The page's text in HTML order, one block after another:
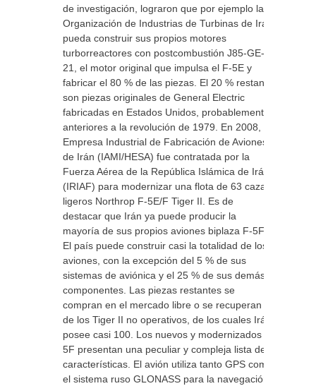
de investigación, lograron que por ejemplo la
Organización de Industrias de Turbinas de Irán
pueda construir sus propios motores
turborreactores con postcombustión J85-GE-
21, el motor original que impulsa el F-5E y
fabricar el 80 % de las piezas. El 20 % restante
son piezas originales de General Electric
fabricadas en Estados Unidos, probablemente
anteriores a la revolución de 1979. En 2008, la
Empresa Industrial de Fabricación de Aviones
de Irán (IAMI/HESA) fue contratada por la
Fuerza Aérea de la República Islámica de Irán
(IRIAF) para modernizar una flota de 63 cazas
ligeros Northrop F-5E/F Tiger II. Es de
destacar que Irán ya puede producir la
mayoría de sus propios aviones biplaza F-5F.
El país puede construir casi la totalidad de los
aviones, con la excepción del 5 % de sus
sistemas de aviónica y el 25 % de sus demás
componentes. Las piezas restantes se
compran en el mercado libre o se recuperan
de los Tiger II no operativos, de los cuales Irán
posee casi 100. Los nuevos y modernizados F-
5F presentan una peculiar y compleja lista de
características. El avión utiliza tanto GPS como
el sistema ruso GLONASS para la navegación.